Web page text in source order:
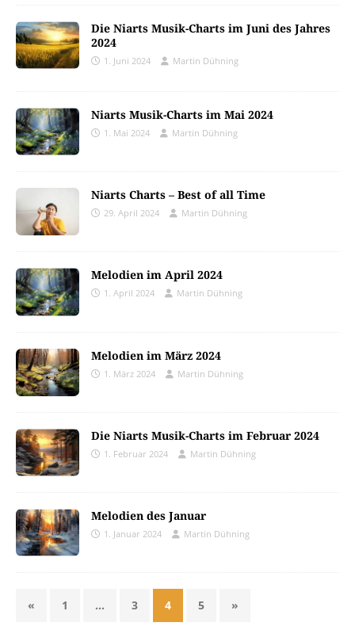
Die Niarts Musik-Charts im Juni des Jahres
2024
1. Juni 2024 Martin Dühning
Niarts Musik-Charts im Mai 2024
1. Mai 2024 Martin Dühning
Niarts Charts – Best of all Time
29. April 2024 Martin Dühning
Melodien im April 2024
1. April 2024 Martin Dühning
Melodien im März 2024
1. März 2024 Martin Dühning
Die Niarts Musik-Charts im Februar 2024
1. Februar 2024 Martin Dühning
Melodien des Januar
1. Januar 2024 Martin Dühning
« 1 … 3 4 5 »